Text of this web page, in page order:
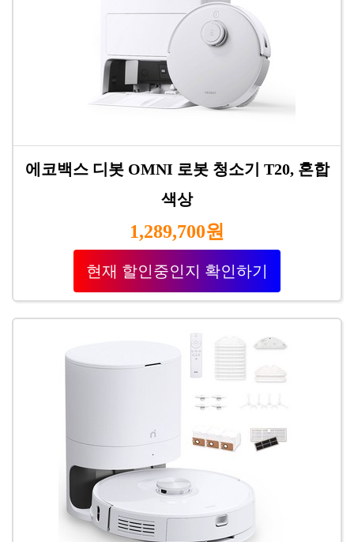
에코백스 디봇 OMNI 로봇 청소기 T20, 혼합
색상
1,289,700원
현재 할인중인지 확인하기